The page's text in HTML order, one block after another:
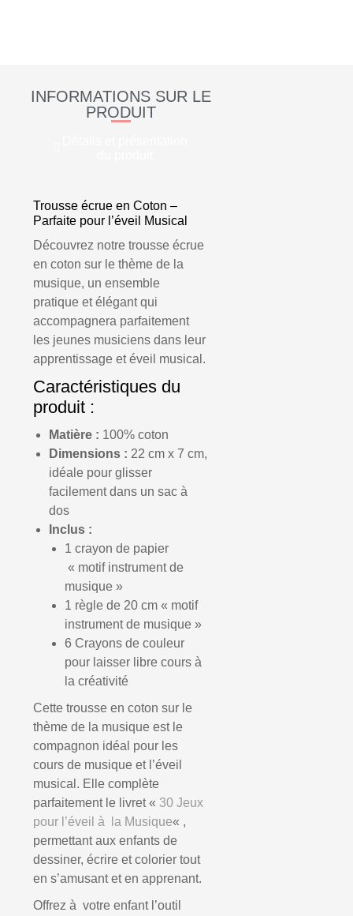
INFORMATIONS SUR LE
PRODUIT
Trousse écrue en Coton –
Parfaite pour l’éveil Musical
Découvrez notre trousse écrue
en coton sur le thème de la
musique, un ensemble
pratique et élégant qui
accompagnera parfaitement
les jeunes musiciens dans leur
apprentissage et éveil musical.
Caractéristiques du
produit :
Matière : 100% coton
Dimensions : 22 cm x 7 cm,
idéale pour glisser
facilement dans un sac à
dos
Inclus :
1 crayon de papier
« motif instrument de
musique »
1 règle de 20 cm « motif
instrument de musique »
6 Crayons de couleur
pour laisser libre cours à
la créativité
Cette trousse en coton sur le
thème de la musique est le
compagnon idéal pour les
cours de musique et l’éveil
musical. Elle complète
parfaitement le livret « 30 Jeux
pour l’éveil à la Musique« ,
permettant aux enfants de
dessiner, écrire et colorier tout
en s’amusant et en apprenant.
Offrez à votre enfant l’outil